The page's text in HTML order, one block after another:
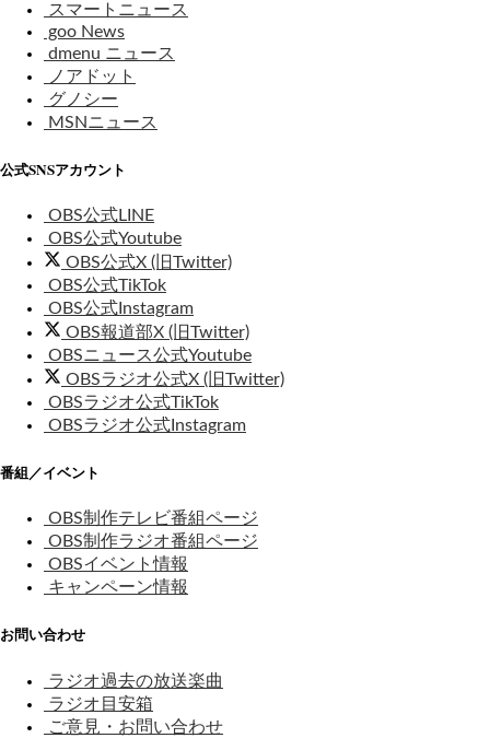
スマートニュース
goo News
dmenu ニュース
ノアドット
グノシー
MSNニュース
公式SNSアカウント
OBS公式LINE
OBS公式Youtube
OBS公式X (旧Twitter)
OBS公式TikTok
OBS公式Instagram
OBS報道部X (旧Twitter)
OBSニュース公式Youtube
OBSラジオ公式X (旧Twitter)
OBSラジオ公式TikTok
OBSラジオ公式Instagram
番組／イベント
OBS制作テレビ番組ページ
OBS制作ラジオ番組ページ
OBSイベント情報
キャンペーン情報
お問い合わせ
ラジオ過去の放送楽曲
ラジオ目安箱
ご意見・お問い合わせ